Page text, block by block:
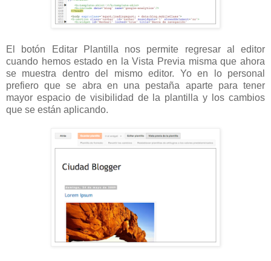
El botón Editar Plantilla nos permite regresar al editor
cuando hemos estado en la Vista Previa misma que ahora
se muestra dentro del mismo editor. Yo en lo personal
prefiero que se abra en una pestaña aparte para tener
mayor espacio de visibilidad de la plantilla y los cambios
que se están aplicando.